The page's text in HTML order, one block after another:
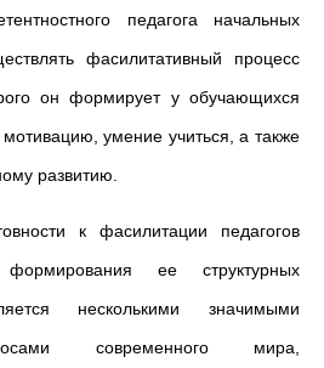
педагога начальных
фасилитативный процесс
он формирует у обучающихся
умение учиться, а также
развитию.
к фасилитации педагогов
ее структурных
несколькими значимыми
современного мира,